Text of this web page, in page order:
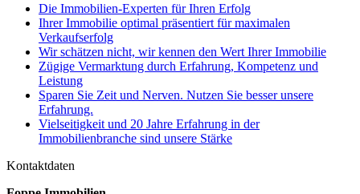
Die Immobilien-Experten für Ihren Erfolg
Ihrer Immobilie optimal präsentiert für maximalen
Verkaufserfolg
Wir schätzen nicht, wir kennen den Wert Ihrer Immobilie
Zügige Vermarktung durch Erfahrung, Kompetenz und
Leistung
Sparen Sie Zeit und Nerven. Nutzen Sie besser unsere
Erfahrung.
Vielseitigkeit und 20 Jahre Erfahrung in der
Immobilienbranche sind unsere Stärke
Kontaktdaten